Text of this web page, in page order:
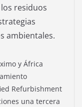
residuos
ambientales.
y África
Refurbishment
una tercera